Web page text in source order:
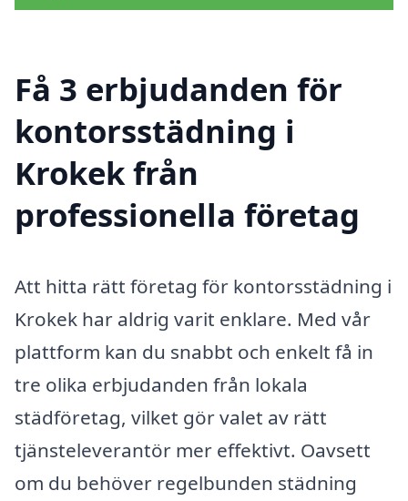
Få 3 erbjudanden för
kontorsstädning i
Krokek från
professionella företag
Att hitta rätt företag för kontorsstädning i
Krokek har aldrig varit enklare. Med vår
plattform kan du snabbt och enkelt få in
tre olika erbjudanden från lokala
städföretag, vilket gör valet av rätt
tjänsteleverantör mer effektivt. Oavsett
om du behöver regelbunden städning